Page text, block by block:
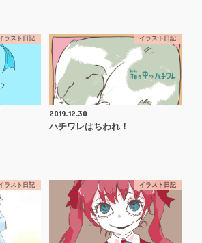
ラスト日記 イラスト日記
2019.12.30
ハチワレはちわれ！
ラスト日記 イラスト日記